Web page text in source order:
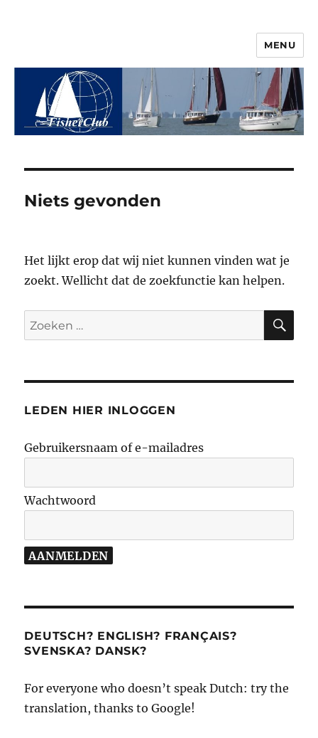
© 2026 Vereniging FisherClub
MENU
Niets gevonden
Het lijkt erop dat wij niet kunnen vinden wat je
zoekt. Wellicht dat de zoekfunctie kan helpen.
Zoeken
naar:
LEDEN HIER INLOGGEN
Gebruikersnaam of e-mailadres
Wachtwoord
DEUTSCH? ENGLISH? FRANÇAIS?
SVENSKA? DANSK?
For everyone who doesn’t speak Dutch: try the
translation, thanks to Google!